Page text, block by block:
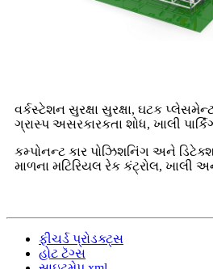
વર્કસ્ટેશન સુરક્ષા સુરક્ષા, ઘટક
ગ્રાસ્પ અસરકારકતા શોધ, ખાલી
કમ્પોનન્ટ કાર પોઝિશનિંગ અને
માળના મટિરિયલ રેક કંટ્રોલ, ખાલી
ફીચર્ડ પ્રોડક્ટ્સ
હોટ ટૅગ્સ